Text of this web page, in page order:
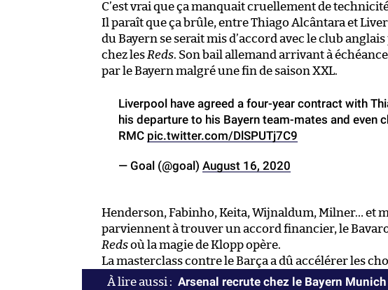
C’est vrai que ça manquait cruellement de
Il paraît que ça brûle, entre Thiago Alcântara et
du Bayern se serait mis d’accord avec le club
chez lesReds. Son bail allemand arrivant à
par le Bayern malgré une fin de saison XXL.
Liverpool have agreed a four-year contract with
his departure to his Bayern team-mates and even
RMC pic.twitter.com/DlSPUTj7C9
— Goal (@goal) August 16, 2020
Henderson, Fabinho, Keita, Wijnaldum, Milner… et
parviennent à trouver un accord financier, le
Redsoù la magie de Klopp opère.
La masterclass contre le Barça a dû accélérer les
Arsenal recrute chez le Bayern Munich